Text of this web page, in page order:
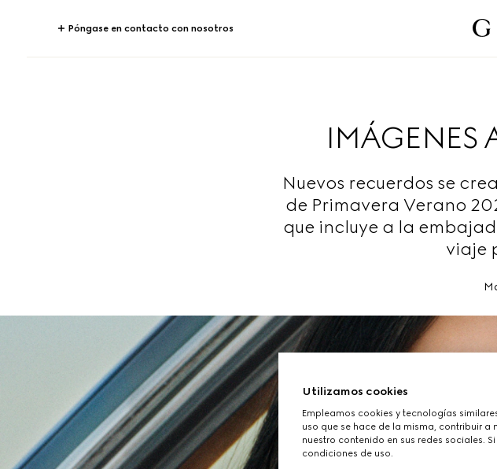
Póngase en contacto con nosotros
IMÁGENES
Nuevos recuerdos se
de Primavera Verano
que incluye a la
viaje
Utilizamos cookies
Empleamos cookies y tecnologías
uso que se hace de la misma, contribuir
nuestro contenido en sus redes sociales.
condiciones de uso.